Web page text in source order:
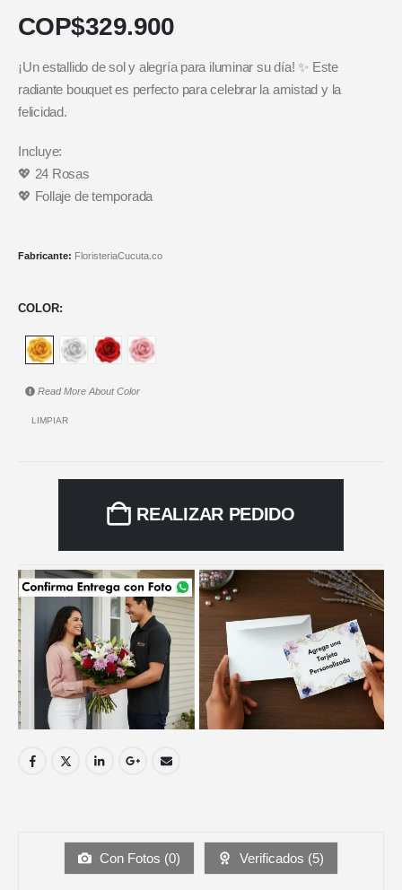
COP$329.900
¡Un estallido de sol y alegría para iluminar su día! ✨ Este
radiante bouquet es perfecto para celebrar la amistad y la
felicidad.
Incluye:
💖 24 Rosas
💖 Follaje de temporada
Fabricante: FloristeriaCucuta.co
COLOR
Read More AboutColor
LIMPIAR
REALIZAR PEDIDO
Con Fotos (0) Verificados (5)